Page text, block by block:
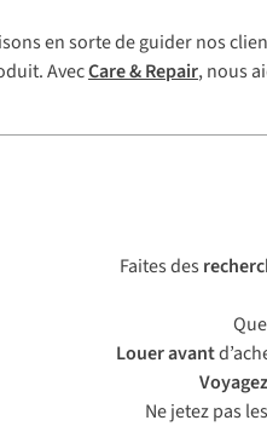
en sorte de guider nos
AvecCare & Repair, nous
Faites des
Louer avant
Ne jetez pas